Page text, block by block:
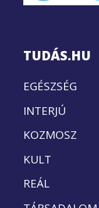
TUDÁS.HU
EGÉSZSÉG
INTERJÚ
KOZMOSZ
KULT
REÁL